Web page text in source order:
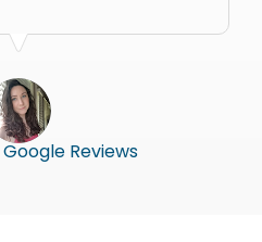
Google Reviews